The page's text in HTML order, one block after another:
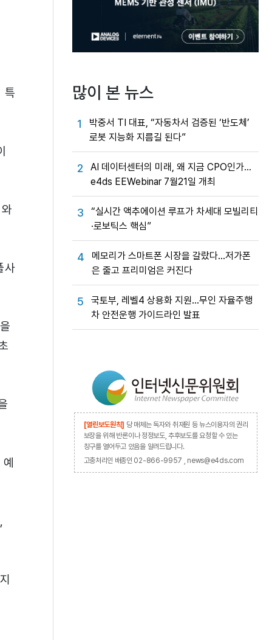
특
사
많이 본 뉴스
1
박중서 TI 대표, “자동차서 검증된 ‘반도체’
로봇 지능화 지름길 된다”
2
AI 데이터센터의 미래, 왜 지금 CPO인가…
e4ds EEWebinar 7월21일 개최
3
“실시간 액추에이션 루프가 차세대 모빌리티
·로보틱스 핵심”
4
메모리가 스마트폰 시장을 갈랐다…저가폰
은 줄고 프리미엄은 커진다
5
국토부, 레벨4 상용화 지원…무인 자율주행
차 안전운행 가이드라인 발표
[열린보도원칙] 당 매체는 독자와 취재원 등 뉴스이용자의 권리
보장을 위해 반론이나 정정보도, 추후보도를 요청할 수 있는
창구를 열어두고 있음을 알려드립니다.
고충처리인 배종인 02-866-9957 , news@e4ds.com